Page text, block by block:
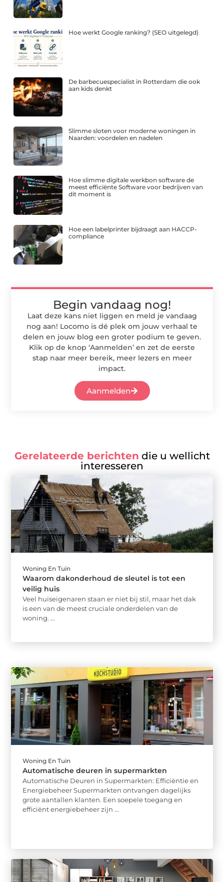
Hoe werkt Google ranking? (SEO uitgelegd)
De barbecuespecialist in Rotterdam die ook
aan kids denkt
Slimme sloten voor moderne woningen in
Naarden: voordelen en nadelen
Hoe slimme digitale werkbon software de
meest efficiënte Software voor bedrijven van
dit moment is
Hoe een labelprinter bijdraagt aan HACCP-
compliance
Begin vandaag nog!
Laat deze kans niet liggen en meld je vandaag
nog aan! Locomo is dé plek om jouw verhaal te
delen en jouw blog een groter podium te geven.
Klik op de knop ‘Aanmelden’ en zet de eerste
stap naar meer bereik, meer lezers en meer
impact.
Aanmelden
Gerelateerde berichten die u wellicht
interesseren
Woning En Tuin
Waarom dakonderhoud de sleutel is tot een
veilig huis
Veel huiseigenaren staan er niet bij stil, maar het dak
is een van de meest cruciale onderdelen van de
woning. ...
Woning En Tuin
Automatische deuren in supermarkten
Automatische Deuren in Supermarkten: Efficiëntie en
Energiebeheer Supermarkten ontvangen dagelijks
grote aantallen klanten. Een soepele toegang en
efficiënt energiebeheer zijn ...